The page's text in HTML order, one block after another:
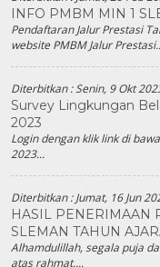
INFO PMBM MIN 1
Pendaftaran Jalur Prestasi
website PMBM Jalur
Diterbitkan :Senin, 9 Okt
Survey Lingkungan
2023
Login dengan klik link di
2023...
Diterbitkan :Jumat, 16 Jun
HASIL PENERIMAAN
SLEMAN TAHUN
Alhamdulillah, segala puja
atas rahmat,...